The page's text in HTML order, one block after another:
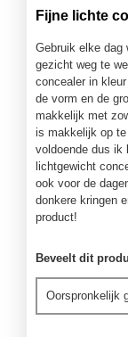
sterren.
Fijne lichte
Gebruik elke dag
gezicht weg te
concealer in
de vorm en de
makkelijk met
is makkelijk op
voldoende dus ik
lichtgewicht
ook voor de
donkere kringen
product!
Beveelt dit
Oorspronkelijk